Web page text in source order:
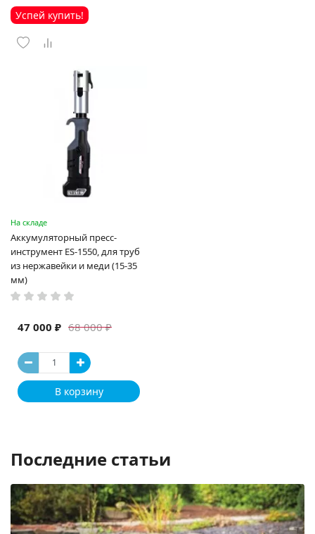
Успей купить!
На складе
Аккумуляторный пресс-
инструмент ES-1550, для труб
из нержавейки и меди (15-35
мм)
68 000 ₽
47 000 ₽
В корзину
Последние статьи